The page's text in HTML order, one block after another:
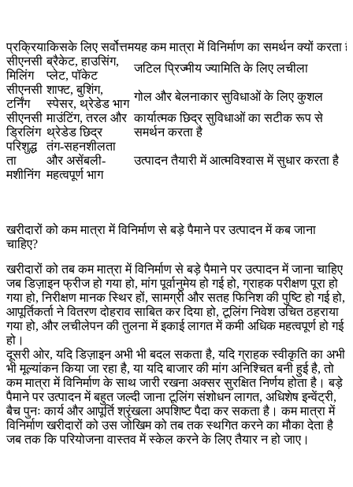
प्रक्रियाकिसके लिए सर्वोत्तमयह कम मात्रा में विनिर्माण का समर्थन क्यों करता है
सीएनसी
मिलिंग
ब्रैकेट, हाउसिंग,
प्लेट, पॉकेट
जटिल प्रिज्मीय ज्यामिति के लिए लचीला
सीएनसी
टर्निंग
शाफ्ट, बुशिंग,
स्पेसर, थ्रेडेड भाग
गोल और बेलनाकार सुविधाओं के लिए कुशल
सीएनसी
ड्रिलिंग
माउंटिंग, तरल और
थ्रेडेड छिद्र
कार्यात्मक छिद्र सुविधाओं का सटीक रूप से
समर्थन करता है
परिशुद्ध
ता
मशीनिंग
तंग-सहनशीलता
और असेंबली-
महत्वपूर्ण भाग
उत्पादन तैयारी में आत्मविश्वास में सुधार करता है
खरीदारों को कम मात्रा में विनिर्माण से बड़े पैमाने पर उत्पादन में कब जाना
चाहिए?
खरीदारों को तब कम मात्रा में विनिर्माण से बड़े पैमाने पर उत्पादन में जाना चाहिए
जब डिज़ाइन फ्रीज हो गया हो, मांग पूर्वानुमेय हो गई हो, ग्राहक परीक्षण पूरा हो
गया हो, निरीक्षण मानक स्थिर हों, सामग्री और सतह फिनिश की पुष्टि हो गई हो,
आपूर्तिकर्ता ने वितरण दोहराव साबित कर दिया हो, टूलिंग निवेश उचित ठहराया
गया हो, और लचीलेपन की तुलना में इकाई लागत में कमी अधिक महत्वपूर्ण हो गई
हो।
दूसरी ओर, यदि डिज़ाइन अभी भी बदल सकता है, यदि ग्राहक स्वीकृति का अभी
भी मूल्यांकन किया जा रहा है, या यदि बाजार की मांग अनिश्चित बनी हुई है, तो
कम मात्रा में विनिर्माण के साथ जारी रखना अक्सर सुरक्षित निर्णय होता है। बड़े
पैमाने पर उत्पादन में बहुत जल्दी जाना टूलिंग संशोधन लागत, अधिशेष इन्वेंट्री,
बैच पुनः कार्य और आपूर्ति श्रृंखला अपशिष्ट पैदा कर सकता है। कम मात्रा में
विनिर्माण खरीदारों को उस जोखिम को तब तक स्थगित करने का मौका देता है
जब तक कि परियोजना वास्तव में स्केल करने के लिए तैयार न हो जाए।